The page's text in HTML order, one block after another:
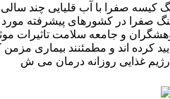
کیسه صفرا با آب قلیایی چند سالی
صفرا در کشورهای پیشرفته
و جامعه سلامت تاثیرات
کرده اند و مطمئنند بیماری
رژیم غذایی روزانه درمان می ش